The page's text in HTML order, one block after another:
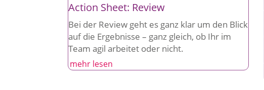
Action Sheet: Review
Bei der Review geht es ganz klar um den Blick
auf die Ergebnisse – ganz gleich, ob Ihr im
Team agil arbeitet oder nicht.
mehr lesen